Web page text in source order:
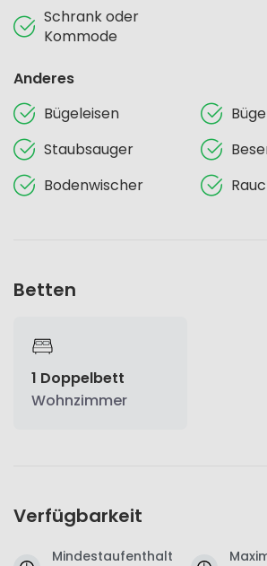
Schrank oder
Kommode
Anderes
Bügeleisen
Staubsauger
Bodenwischer
Betten
1 Doppelbett
Wohnzimmer
Verfügbarkeit
Mindestaufenthalt